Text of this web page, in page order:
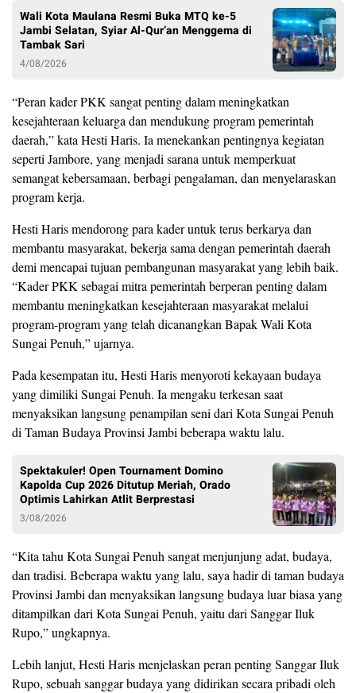
Wali Kota Maulana Resmi Buka MTQ ke-5
Jambi Selatan, Syiar Al-Qur’an Menggema di
Tambak Sari
4/08/2026
​“Peran kader PKK sangat penting dalam meningkatkan
kesejahteraan keluarga dan mendukung program pemerintah
daerah,” kata Hesti Haris. Ia menekankan pentingnya kegiatan
seperti Jambore, yang menjadi sarana untuk memperkuat
semangat kebersamaan, berbagi pengalaman, dan menyelaraskan
program kerja.
Hesti Haris mendorong para kader untuk terus berkarya dan
membantu masyarakat, bekerja sama dengan pemerintah daerah
demi mencapai tujuan pembangunan masyarakat yang lebih baik.
“Kader PKK sebagai mitra pemerintah berperan penting dalam
membantu meningkatkan kesejahteraan masyarakat melalui
program-program yang telah dicanangkan Bapak Wali Kota
Sungai Penuh,” ujarnya.
Pada kesempatan itu, Hesti Haris menyoroti kekayaan budaya
yang dimiliki Sungai Penuh. Ia mengaku terkesan saat
menyaksikan langsung penampilan seni dari Kota Sungai Penuh
di Taman Budaya Provinsi Jambi beberapa waktu lalu.
Spektakuler! Open Tournament Domino
Kapolda Cup 2026 Ditutup Meriah, Orado
Optimis Lahirkan Atlit Berprestasi
3/08/2026
​“Kita tahu Kota Sungai Penuh sangat menjunjung adat, budaya,
dan tradisi. Beberapa waktu yang lalu, saya hadir di taman budaya
Provinsi Jambi dan menyaksikan langsung budaya luar biasa yang
ditampilkan dari Kota Sungai Penuh, yaitu dari Sanggar Iluk
Rupo,” ungkapnya.
Lebih lanjut, Hesti Haris menjelaskan peran penting Sanggar Iluk
Rupo, sebuah sanggar budaya yang didirikan secara pribadi oleh